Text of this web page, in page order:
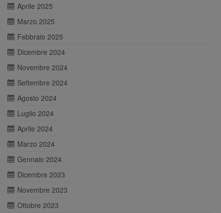
Aprile 2025
Marzo 2025
Febbraio 2025
Dicembre 2024
Novembre 2024
Settembre 2024
Agosto 2024
Luglio 2024
Aprile 2024
Marzo 2024
Gennaio 2024
Dicembre 2023
Novembre 2023
Ottobre 2023